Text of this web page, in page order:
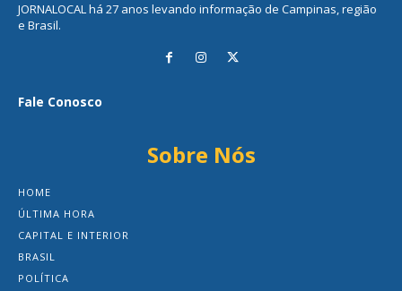
JORNALOCAL há 27 anos levando informação de Campinas, região
e Brasil.
Fale Conosco
Sobre Nós
HOME
ÚLTIMA HORA
CAPITAL E INTERIOR
BRASIL
POLÍTICA